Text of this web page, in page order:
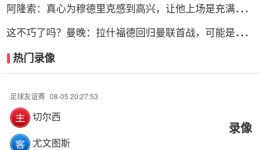
阿隆索：真心为穆德里克感到高兴，让他上场是充满情感
这不巧了吗？曼晚：拉什福德回归曼联首战，可能是对阿
热门录像
足球友谊赛 08-05 20:27:53
切尔西
尤文图斯
录像